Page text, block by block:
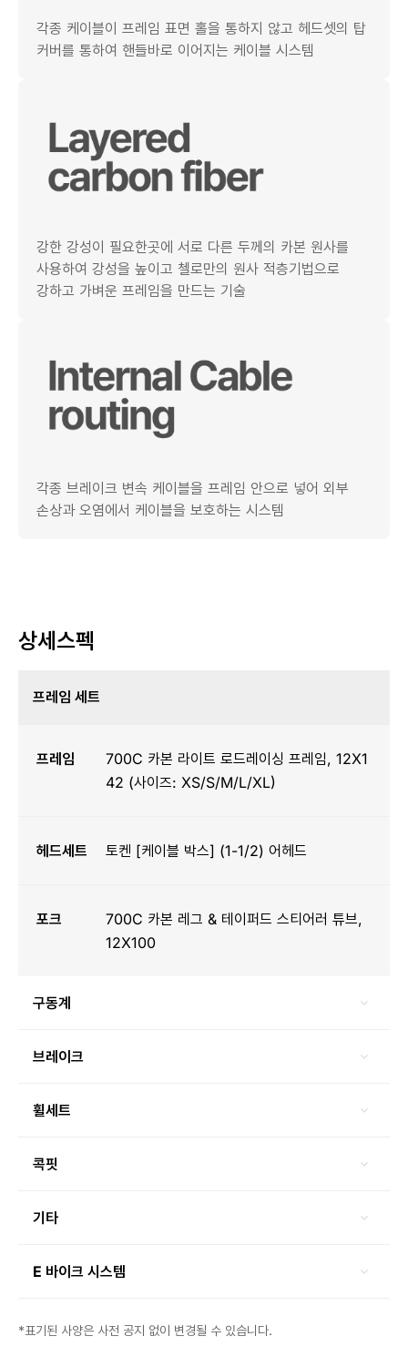
각종 케이블이 프레임 표면 홀을 통하지 않고 헤드셋의 탑
커버를 통하여 핸들바로 이어지는 케이블 시스템
강한 강성이 필요한곳에 서로 다른 두께의 카본 원사를
사용하여 강성을 높이고 첼로만의 원사 적층기법으로
강하고 가벼운 프레임을 만드는 기술
각종 브레이크 변속 케이블을 프레임 안으로 넣어 외부
손상과 오염에서 케이블을 보호하는 시스템
상세스펙
프레임 세트
프레임
700C 카본 라이트 로드레이싱 프레임, 12X1
42 (사이즈: XS/S/M/L/XL)
헤드세트 토켄 [케이블 박스] (1-1/2) 어헤드
포크
700C 카본 레그 & 테이퍼드 스티어러 튜브,
12X100
구동계
브레이크
휠세트
콕핏
기타
E 바이크 시스템
*표기된 사양은 사전 공지 없이 변경될 수 있습니다.